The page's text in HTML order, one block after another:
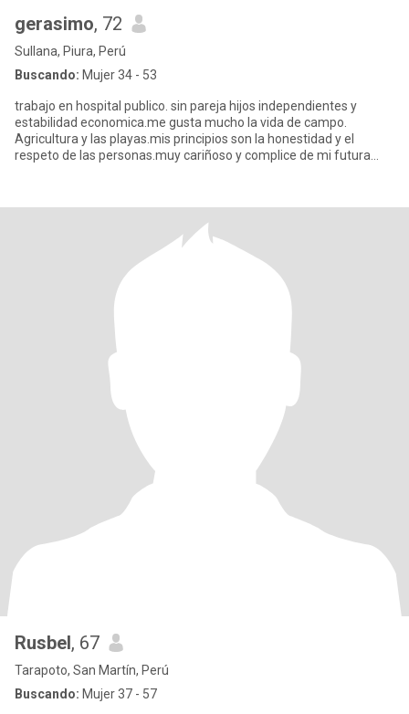
gerasimo, 72
Sullana, Piura, Perú
Buscando: Mujer 34 - 53
trabajo en hospital publico. sin pareja hijos independientes y
estabilidad economica.me gusta mucho la vida de campo.
Agricultura y las playas.mis principios son la honestidad y el
respeto de las personas.muy cariñoso y complice de mi futura
Rusbel, 67
Tarapoto, San Martín, Perú
Buscando: Mujer 37 - 57